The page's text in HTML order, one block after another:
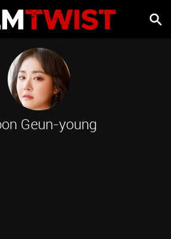
Geun-young